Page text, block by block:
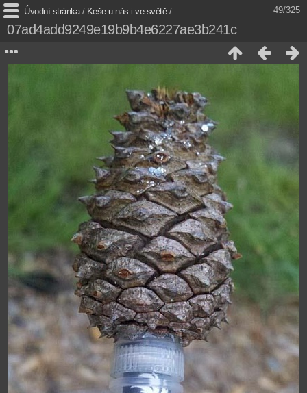
49/325
Úvodní stránka/ Keše u nás i ve světě/
07ad4add9249e19b9b4e6227ae3b241c